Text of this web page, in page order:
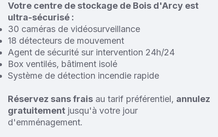
Votre centre de stockage de Bois d'Arcy est
ultra-sécurisé :
30 caméras de vidéosurveillance
18 détecteurs de mouvement
Agent de sécurité sur intervention 24h/24
Box ventilés, bâtiment isolé
Système de détection incendie rapide
Réservez sans frais au tarif préférentiel, annulez
gratuitement jusqu'à votre jour
d'emménagement.